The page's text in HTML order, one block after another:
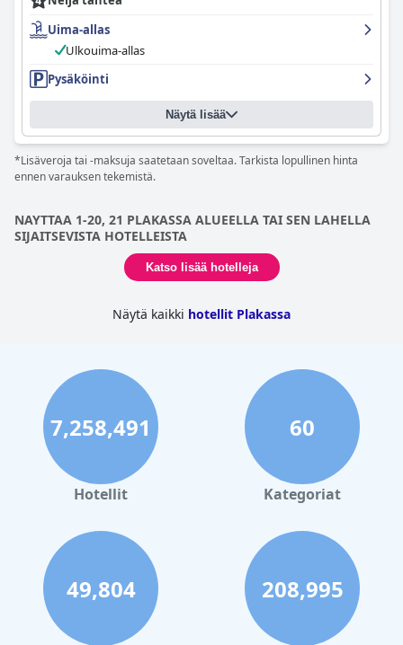
perheensä luovat perheenomaisen ilmapiirin, joka rohkaisee
vieraita palaamaan. Hotellin ulkouima-allas on suuri kohokohta,
jonka kauneudesta, siisteydestä ja upeista näkymistä vieraat
valinta matkailijoille, jotka etsivät rentouttavaa ja nautinnollista
oleskelua Kreetalla.
Uima-allas
Ulkouima-allas
Pysäköinti
Näytä lisää
*Lisäveroja tai -maksuja saatetaan soveltaa. Tarkista lopullinen hinta
ennen varauksen tekemistä.
NAYTTAA 1-20, 21 PLAKASSA ALUEELLA TAI SEN LAHELLA
SIJAITSEVISTA HOTELLEISTA
Katso lisää hotelleja
Näytä kaikki hotellit Plakassa
7,258,491
Hotellit
60
Kategoriat
49,804 208,995